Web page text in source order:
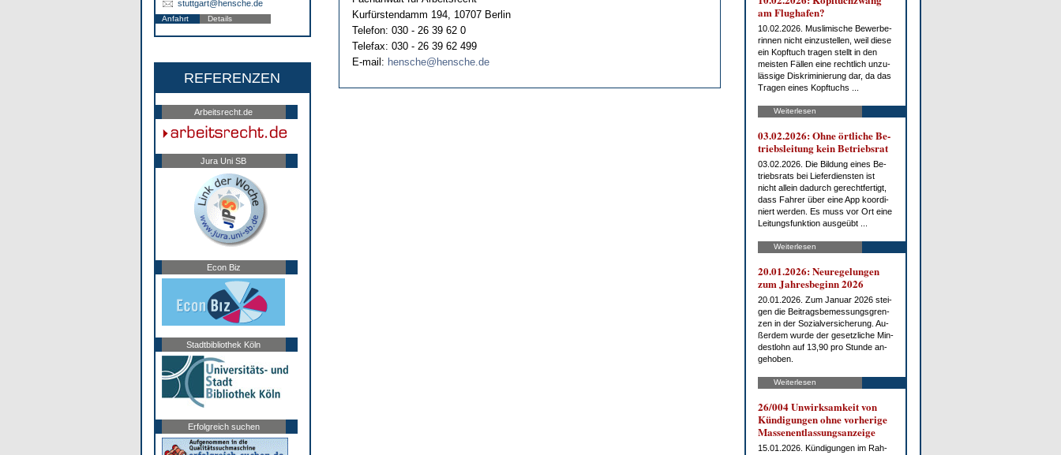
stuttgart@hensche.de
Anfahrt Details
REFERENZEN
Arbeitsrecht.de
Jura Uni SB
Econ Biz
Stadtbibliothek Köln
Erfolgreich suchen
Kurfürstendamm 194, 10707 Berlin
Telefon: 030 - 26 39 62 0
Telefax: 030 - 26 39 62 499
E-mail: hensche@hensche.de
am Flug­ha­fen?
10.02.2026. Mus­li­mi­sche Be­wer­be­
rin­nen nicht ein­zu­stel­len, weil die­se
ein Kopf­tuch tra­gen stellt in den
meis­ten Fäl­len ei­ne recht­lich un­zu­
läs­si­ge Dis­kri­mi­nie­rung dar, da das
Tra­gen ei­nes Kopf­tuchs ...
Weiterlesen
03.02.2026: Oh­ne ört­li­che Be­
triebs­lei­tung kein Be­triebs­rat
03.02.2026. Die Bil­dung ei­nes Be­
triebs­rats bei Lie­fer­diens­ten ist
nicht al­lein da­durch ge­recht­fer­tigt,
dass Fah­rer über ei­ne App ko­or­di­
niert wer­den. Es muss vor Ort ei­ne
Lei­tungs­funk­ti­on aus­ge­übt ...
Weiterlesen
20.01.2026: Neu­re­ge­lun­gen
zum Jah­res­be­ginn 2026
20.01.2026. Zum Ja­nu­ar 2026 stei­
gen die Bei­trags­be­mes­sungs­gren­
zen in der So­zi­al­ver­si­che­rung. Au­
ßer­dem wur­de der ge­setz­li­che Min­
dest­lohn auf 13,90 pro St­un­de an­
ge­ho­ben.
Weiterlesen
26/004 Un­wirk­sam­keit von
Kün­di­gun­gen oh­ne vor­he­ri­ge
Mas­sen­ent­las­sungs­an­zei­ge
15.01.2026. Kün­di­gun­gen im Rah­